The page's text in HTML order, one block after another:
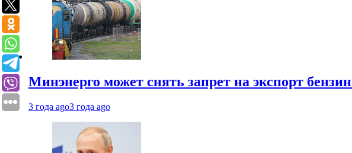
Минэнерго может снять запрет на экспорт
3 года ago3 года ago